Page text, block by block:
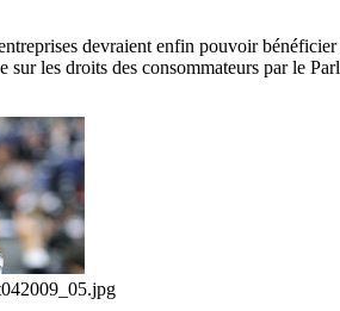
devraient enfin pouvoir
sur les droits des consommateurs par le